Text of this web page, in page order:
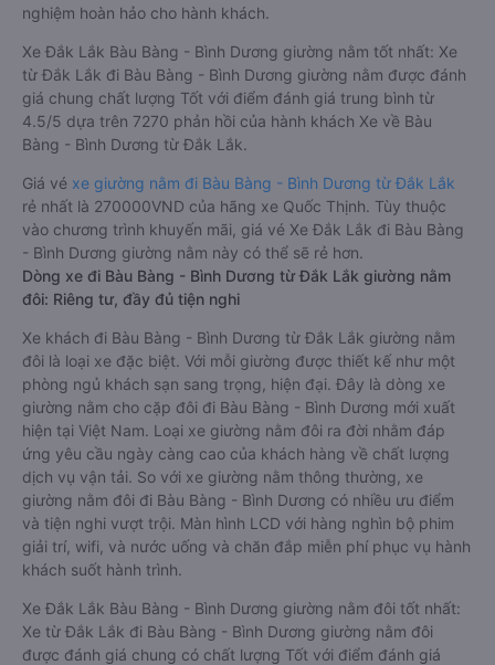
nghiệm hoàn hảo cho hành khách.
Xe Đắk Lắk Bàu Bàng - Bình Dương giường nằm tốt nhất: Xe
từ Đắk Lắk đi Bàu Bàng - Bình Dương giường nằm được đánh
giá chung chất lượng Tốt với điểm đánh giá trung bình từ
4.5/5 dựa trên 7270 phản hồi của hành khách Xe về Bàu
Bàng - Bình Dương từ Đắk Lắk.
Giá vé xe giường nằm đi Bàu Bàng - Bình Dương từ Đắk Lắk
rẻ nhất là 270000VND của hãng xe Quốc Thịnh. Tùy thuộc
vào chương trình khuyến mãi, giá vé Xe Đắk Lắk đi Bàu Bàng
- Bình Dương giường nằm này có thể sẽ rẻ hơn.
Dòng xe đi Bàu Bàng - Bình Dương từ Đắk Lắk giường nằm
đôi: Riêng tư, đầy đủ tiện nghi
Xe khách đi Bàu Bàng - Bình Dương từ Đắk Lắk giường nằm
đôi là loại xe đặc biệt. Với mỗi giường được thiết kế như một
phòng ngủ khách sạn sang trọng, hiện đại. Đây là dòng xe
giường nằm cho cặp đôi đi Bàu Bàng - Bình Dương mới xuất
hiện tại Việt Nam. Loại xe giường nằm đôi ra đời nhằm đáp
ứng yêu cầu ngày càng cao của khách hàng về chất lượng
dịch vụ vận tải. So với xe giường nằm thông thường, xe
giường nằm đôi đi Bàu Bàng - Bình Dương có nhiều ưu điểm
và tiện nghi vượt trội. Màn hình LCD với hàng nghìn bộ phim
giải trí, wifi, và nước uống và chăn đắp miễn phí phục vụ hành
khách suốt hành trình.
Xe Đắk Lắk Bàu Bàng - Bình Dương giường nằm đôi tốt nhất:
Xe từ Đắk Lắk đi Bàu Bàng - Bình Dương giường nằm đôi
được đánh giá chung có chất lượng Tốt với điểm đánh giá